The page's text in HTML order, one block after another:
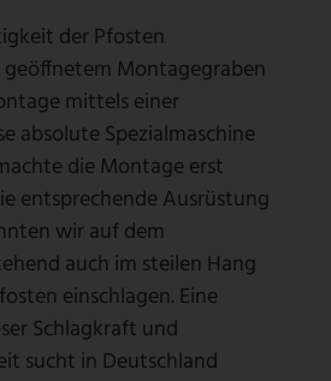
der Pfosten
geöffnetem Montagegraben
mittels einer
absolute Spezialmaschine
die Montage erst
entsprechende Ausrüstung
wir auf dem
auch im steilen Hang
einschlagen. Eine
Schlagkraft und
sucht in Deutschland